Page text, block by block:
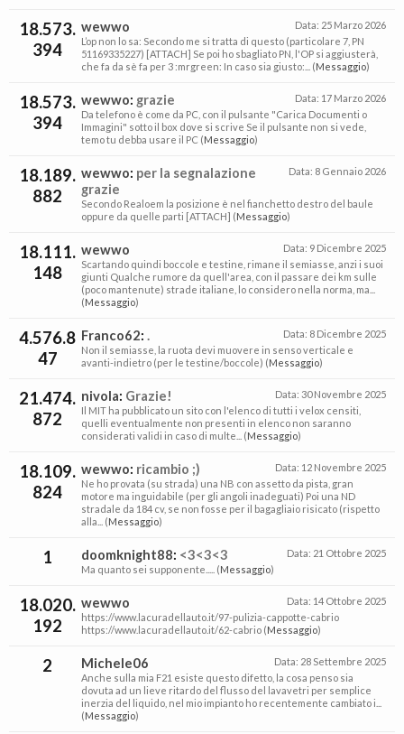
18.573.
394
Data: 25 Marzo 2026
wewwo
L’op non lo sa: Secondo me si tratta di questo (particolare 7, PN
51169335227) [ATTACH] Se poi ho sbagliato PN, l'OP si aggiusterà,
che fa da sè fa per 3 :mrgreen: In caso sia giusto:... (Messaggio)
18.573.
394
Data: 17 Marzo 2026
wewwo: grazie
Da telefono è come da PC, con il pulsante "Carica Documenti o
Immagini" sotto il box dove si scrive Se il pulsante non si vede,
temo tu debba usare il PC (Messaggio)
18.189.
882
Data: 8 Gennaio 2026
wewwo: per la segnalazione
grazie
Secondo Realoem la posizione è nel fianchetto destro del baule
oppure da quelle parti [ATTACH] (Messaggio)
18.111.
148
Data: 9 Dicembre 2025
wewwo
Scartando quindi boccole e testine, rimane il semiasse, anzi i suoi
giunti Qualche rumore da quell'area, con il passare dei km sulle
(poco mantenute) strade italiane, lo considero nella norma, ma...
(Messaggio)
4.576.8
47
Data: 8 Dicembre 2025
Franco62: .
Non il semiasse, la ruota devi muovere in senso verticale e
avanti-indietro (per le testine/boccole) (Messaggio)
21.474.
872
Data: 30 Novembre 2025
nivola: Grazie!
Il MIT ha pubblicato un sito con l'elenco di tutti i velox censiti,
quelli eventualmente non presenti in elenco non saranno
considerati validi in caso di multe... (Messaggio)
18.109.
824
Data: 12 Novembre 2025
wewwo: ricambio ;)
Ne ho provata (su strada) una NB con assetto da pista, gran
motore ma inguidabile (per gli angoli inadeguati) Poi una ND
stradale da 184 cv, se non fosse per il bagagliaio risicato (rispetto
alla... (Messaggio)
1 Data: 21 Ottobre 2025
doomknight88: <3<3<3
Ma quanto sei supponente..... (Messaggio)
18.020.
192
Data: 14 Ottobre 2025
wewwo
https://www.lacuradellauto.it/97-pulizia-cappotte-cabrio
https://www.lacuradellauto.it/62-cabrio (Messaggio)
2 Data: 28 Settembre 2025
Michele06
Anche sulla mia F21 esiste questo difetto, la cosa penso sia
dovuta ad un lieve ritardo del flusso del lavavetri per semplice
inerzia del liquido, nel mio impianto ho recentemente cambiato i...
(Messaggio)